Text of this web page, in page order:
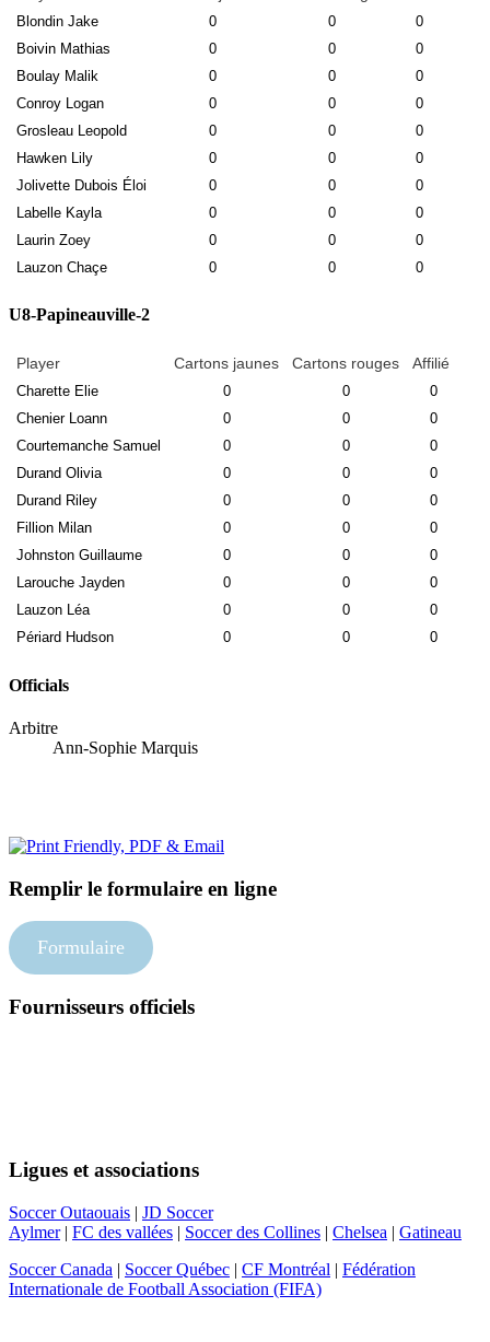
Blondin Jake 0 0
0
Boivin Mathias
0 0
0
Boulay Malik
0 0
0
Conroy Logan
0 0
0
Grosleau Leopold
0 0
0
Hawken Lily
0 0
0
Jolivette Dubois Éloi
0 0
0
Labelle Kayla
0 0
0
Laurin Zoey
0 0
0
Lauzon Chaçe
0 0 0
U8-Papineauville-2
Player Cartons jaunes Cartons rouges Affilié
Charette Elie 0 0
0
Chenier Loann
0 0
0
Courtemanche Samuel
0 0
0
Durand Olivia
0 0
0
Durand Riley
0 0
0
Fillion Milan
0 0
0
Johnston Guillaume
0 0
0
Larouche Jayden
0 0
0
Lauzon Léa
0 0
0
Périard Hudson
0 0 0
Officials
Arbitre
Ann-Sophie Marquis
Remplir le formulaire en ligne
Formulaire
Fournisseurs officiels
Ligues et associations
Soccer Outaouais | JD Soccer
Aylmer| FC des vallées | Soccer des Collines | Chelsea | Gatineau
Soccer Canada | Soccer Québec | CF Montréal | Fédération
Internationale de Football Association (FIFA)